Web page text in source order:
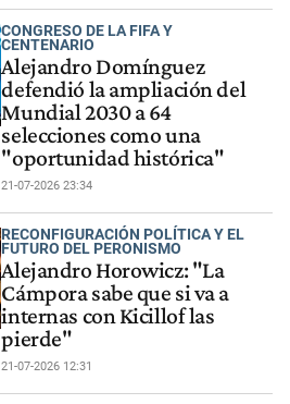
CONGRESO DE LA FIFA Y
CENTENARIO
Alejandro Domínguez
defendió la ampliación del
Mundial 2030 a 64
selecciones como una
"oportunidad histórica"
21-07-2026 23:34
RECONFIGURACIÓN POLÍTICA Y EL
FUTURO DEL PERONISMO
Alejandro Horowicz: "La
Cámpora sabe que si va a
internas con Kicillof las
pierde"
21-07-2026 12:31